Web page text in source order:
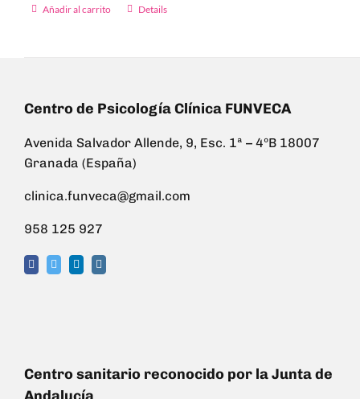
Añadir al carrito Details
Centro de Psicología Clínica FUNVECA
Avenida Salvador Allende, 9, Esc. 1ª – 4ºB 18007
Granada (España)
clinica.funveca@gmail.com
958 125 927
Centro sanitario reconocido por la Junta de